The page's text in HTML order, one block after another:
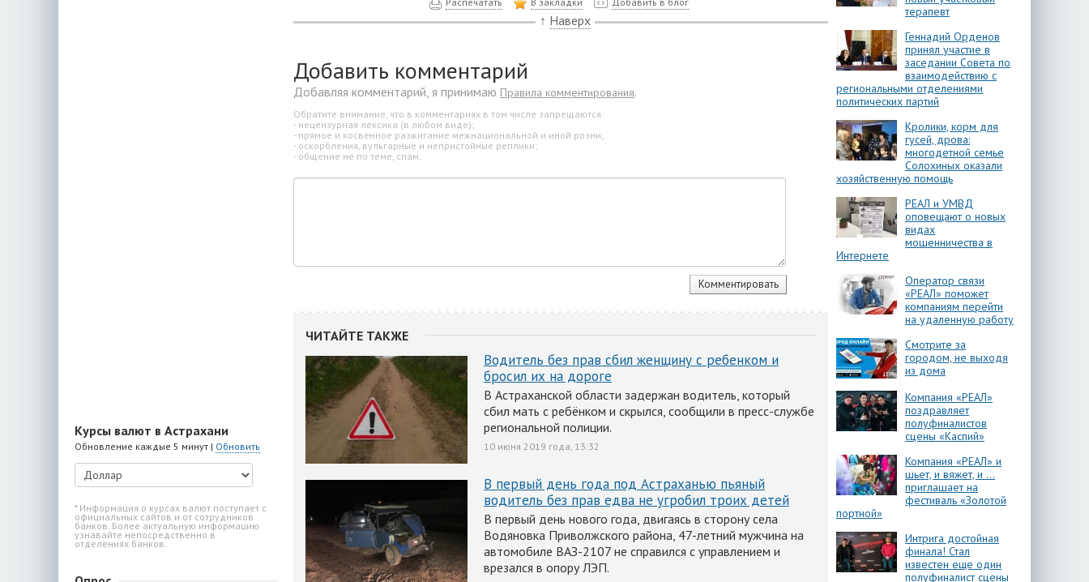
Курсы валют в Астрахани
Обновление каждые 5 минут | Обновить
* Информация о курсах валют поступает с
официальных сайтов и от сотрудников
банков. Более актуальную информацию
узнавайте непосредственно в
отделениях банков.
↑ Наверх
Добавить комментарий
Добавляя комментарий, я принимаю Правила комментирования.
Обратите внимание, что в комментариях в том числе запрещаются:
- нецензурная лексика (в любом виде);
- прямое и косвенное разжигание межнациональной и иной розни;
- оскорбления, вульгарные и непристойные реплики;
- общение не по теме, спам.
ЧИТАЙТЕ ТАКЖЕ
Водитель без прав сбил женщину с ребенком и
бросил их на дороге
В Астраханской области задержан водитель, который
сбил мать с ребёнком и скрылся, сообщили в пресс-службе
региональной полиции.
10 июня 2019 года, 13:32
В первый день года под Астраханью пьяный
водитель без прав едва не угробил троих детей
В первый день нового года, двигаясь в сторону села
Водяновка Приволжского района, 47-летний мужчина на
автомобиле ВАЗ-2107 не справился с управлением и
врезался в опору ЛЭП.
терапевт
Геннадий Орденов
принял участие в
заседании Совета по
взаимодействию с
региональными отделениями
политических партий
Кролики, корм для
гусей, дрова:
многодетной семье
Солохиных оказали
хозяйственную помощь
РЕАЛ и УМВД
оповещают о новых
видах
мошенничества в
Интернете
Оператор связи
«РЕАЛ» поможет
компаниям перейти
на удаленную работу
Смотрите за
городом, не выходя
из дома
Компания «РЕАЛ»
поздравляет
полуфиналистов
сцены «Каспий»
Компания «РЕАЛ» и
шьет, и вяжет, и …
приглашает на
фестиваль «Золотой
портной»
Интрига достойная
финала! Стал
известен еще один
полуфиналист сцены